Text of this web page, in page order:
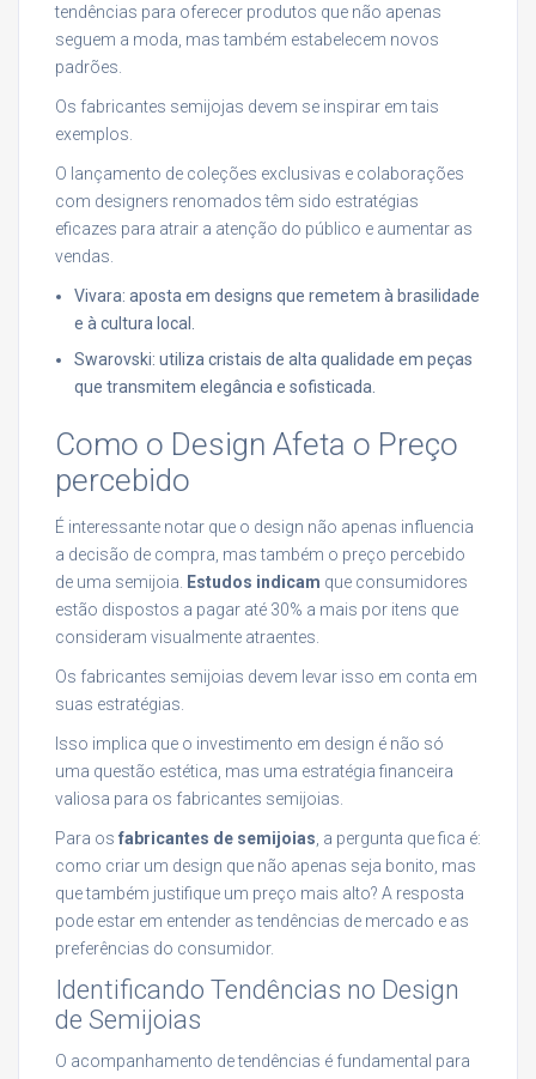
tendências para oferecer produtos que não apenas
seguem a moda, mas também estabelecem novos
padrões.
Os fabricantes semijojas devem se inspirar em tais
exemplos.
O lançamento de coleções exclusivas e colaborações
com designers renomados têm sido estratégias
eficazes para atrair a atenção do público e aumentar as
vendas.
Vivara: aposta em designs que remetem à brasilidade
e à cultura local.
Swarovski: utiliza cristais de alta qualidade em peças
que transmitem elegância e sofisticada.
Como o Design Afeta o Preço
percebido
É interessante notar que o design não apenas influencia
a decisão de compra, mas também o preço percebido
de uma semijoia.
Estudos indicam que consumidores
estão dispostos a pagar até 30% a mais por itens que
consideram visualmente atraentes.
Os fabricantes semijoias devem levar isso em conta em
suas estratégias.
Isso implica que o investimento em design é não só
uma questão estética, mas uma estratégia financeira
valiosa para os fabricantes semijoias.
Para os fabricantes de semijoias , a pergunta que fica é:
como criar um design que não apenas seja bonito, mas
que também justifique um preço mais alto? A resposta
pode estar em entender as tendências de mercado e as
preferências do consumidor.
Identificando Tendências no Design
de Semijoias
O acompanhamento de tendências é fundamental para